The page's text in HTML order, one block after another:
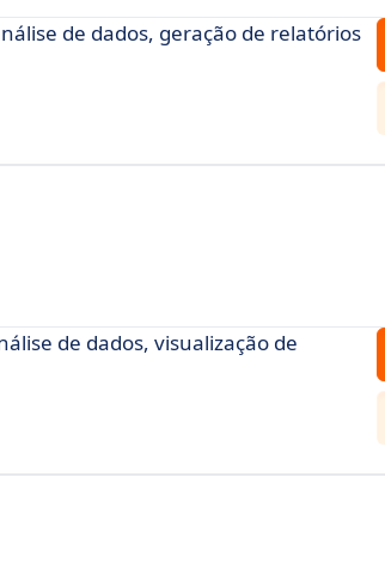
de dados, geração de relatórios
de dados, visualização de